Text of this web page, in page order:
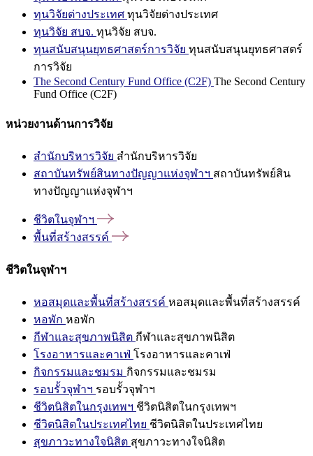
ทุนวิจัยต่างประเทศ ทุนวิจัยต่างประเทศ
ทุนวิจัย สบจ. ทุนวิจัย สบจ.
ทุนสนับสนุนยุทธศาสตร์การวิจัย ทุนสนับสนุนยุทธศาสตร์
การวิจัย
The Second Century Fund Office (C2F) The Second Century
Fund Office (C2F)
หน่วยงานด้านการวิจัย
สำนักบริหารวิจัย สำนักบริหารวิจัย
สถาบันทรัพย์สินทางปัญญาแห่งจุฬาฯ สถาบันทรัพย์สิน
ทางปัญญาแห่งจุฬาฯ
ชีวิตในจุฬาฯ
พื้นที่สร้างสรรค์
ชีวิตในจุฬาฯ
หอสมุดและพื้นที่สร้างสรรค์ หอสมุดและพื้นที่สร้างสรรค์
หอพัก หอพัก
กีฬาและสุขภาพนิสิต กีฬาและสุขภาพนิสิต
โรงอาหารและคาเฟ่ โรงอาหารและคาเฟ่
กิจกรรมและชมรม กิจกรรมและชมรม
รอบรั้วจุฬาฯ รอบรั้วจุฬาฯ
ชีวิตนิสิตในกรุงเทพฯ ชีวิตนิสิตในกรุงเทพฯ
ชีวิตนิสิตในประเทศไทย ชีวิตนิสิตในประเทศไทย
สุขภาวะทางใจนิสิต สุขภาวะทางใจนิสิต